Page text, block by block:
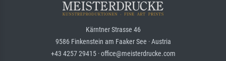
Kärntner Strasse 46
9586 Finkenstein am Faaker See · Austria
+43 4257 29415 · office@meisterdrucke.com